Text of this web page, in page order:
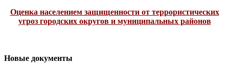
Оценка населением защищенности от террористических
угроз городских округов и муниципальных районов
Новые документы